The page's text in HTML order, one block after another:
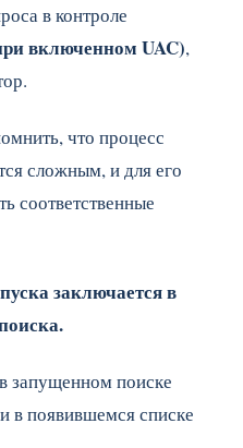
в контроле
включенном UAC),
что процесс
сложным, и для его
соответственные
заключается в
в запущенном поиске
и в появившемся списке